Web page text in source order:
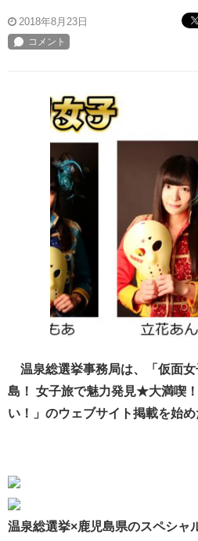
2018年8月23日
温泉総選挙事務局は、「仮面
島！ 女子旅で魅力発見★大満喫
い！」のウェブサイト掲載を始め
温泉総選挙×鹿児島県のスペシャ